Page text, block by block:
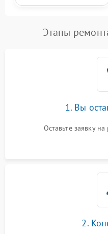
Этапы
1. Вы
Оставьте заявку
2.